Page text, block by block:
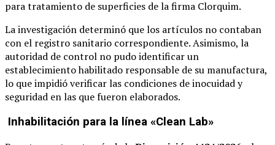
para tratamiento de superficies de la firma Clorquim.
La investigación determinó que los artículos no contaban
con el registro sanitario correspondiente. Asimismo, la
autoridad de control no pudo identificar un
establecimiento habilitado responsable de su manufactura,
lo que impidió verificar las condiciones de inocuidad y
seguridad en las que fueron elaborados.
Inhabilitación para la línea «Clean Lab»